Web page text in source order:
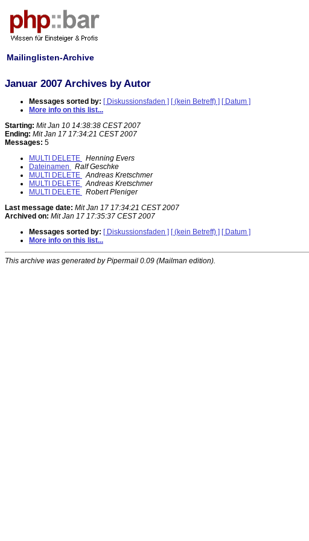
Mailinglisten-Archive
Januar 2007 Archives by Autor
Messages sorted by: [ Diskussionsfaden ] [ (kein Betreff) ] [ Datum ]
More info on this list...
Starting: Mit Jan 10 14:38:38 CEST 2007
Ending: Mit Jan 17 17:34:21 CEST 2007
Messages: 5
MULTI DELETE
Henning Evers
Dateinamen
Ralf Geschke
MULTI DELETE
Andreas Kretschmer
MULTI DELETE
Andreas Kretschmer
MULTI DELETE
Robert Pleniger
Last message date: Mit Jan 17 17:34:21 CEST 2007
Archived on: Mit Jan 17 17:35:37 CEST 2007
Messages sorted by: [ Diskussionsfaden ] [ (kein Betreff) ] [ Datum ]
More info on this list...
This archive was generated by Pipermail 0.09 (Mailman edition).